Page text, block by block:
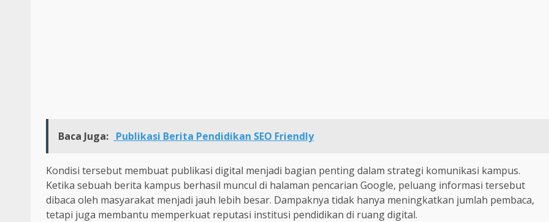
Baca Juga: Publikasi Berita Pendidikan SEO Friendly
Kondisi tersebut membuat publikasi digital menjadi bagian penting dalam strategi komunikasi kampus.
Ketika sebuah berita kampus berhasil muncul di halaman pencarian Google, peluang informasi tersebut
dibaca oleh masyarakat menjadi jauh lebih besar. Dampaknya tidak hanya meningkatkan jumlah pembaca,
tetapi juga membantu memperkuat reputasi institusi pendidikan di ruang digital.